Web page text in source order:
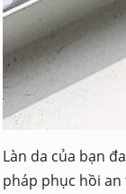
Làn da của bạn
pháp phục hồi an